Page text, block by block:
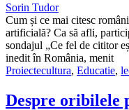
Sorin Tudor
Cum și ce mai citesc
artificială? Ca să afli,
sondajul „Ce fel de cititor
inedit în România, menit
Proiectecultura, Educatie,
Despre oribilele